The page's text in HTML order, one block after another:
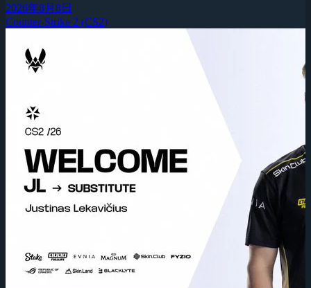
2026年8月8日
Counter-Strike 2 (CS2)